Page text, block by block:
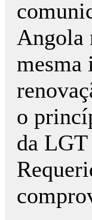
Angola
mesma
o
da LGT